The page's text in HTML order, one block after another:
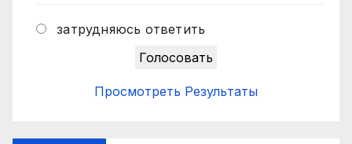
затрудняюсь ответить
Просмотреть Результаты